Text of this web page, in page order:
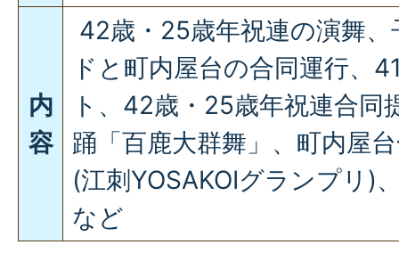
内
容
42歳・25歳年祝連の演舞
ドと町内屋台の合同運行、
ト、42歳・25歳年祝連合同
踊「百鹿大群舞」、町内屋
(江刺YOSAKOIグランプリ)
など